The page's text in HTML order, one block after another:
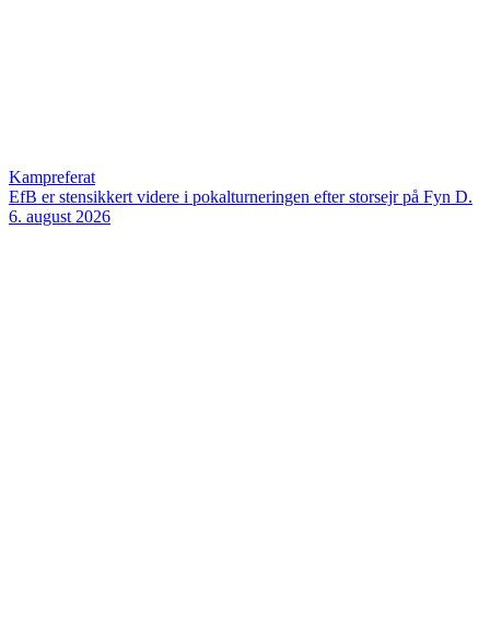
Kampreferat
EfB er stensikkert videre i pokalturneringen efter storsejr på Fyn D.
6. august 2026